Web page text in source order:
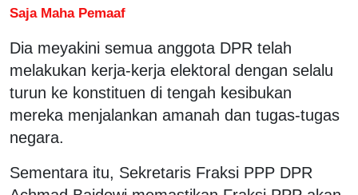
Saja Maha Pemaaf
Dia meyakini semua anggota DPR telah
melakukan kerja-kerja elektoral dengan selalu
turun ke konstituen di tengah kesibukan
mereka menjalankan amanah dan tugas-tugas
negara.
Sementara itu, Sekretaris Fraksi PPP DPR